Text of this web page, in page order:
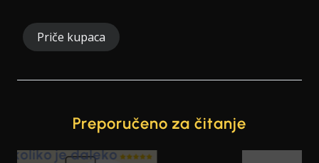
Priče kupaca
Preporučeno za čitanje